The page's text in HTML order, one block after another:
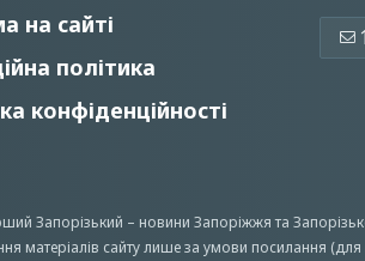
на сайті
політика
конфіденційності
Запорізький – новини Запоріжжята
матеріалів сайту лише за умови посилання (для